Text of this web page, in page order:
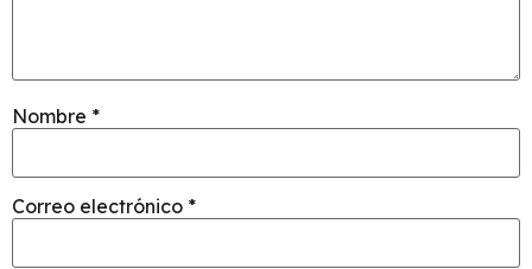
Nombre *
Correo electrónico *